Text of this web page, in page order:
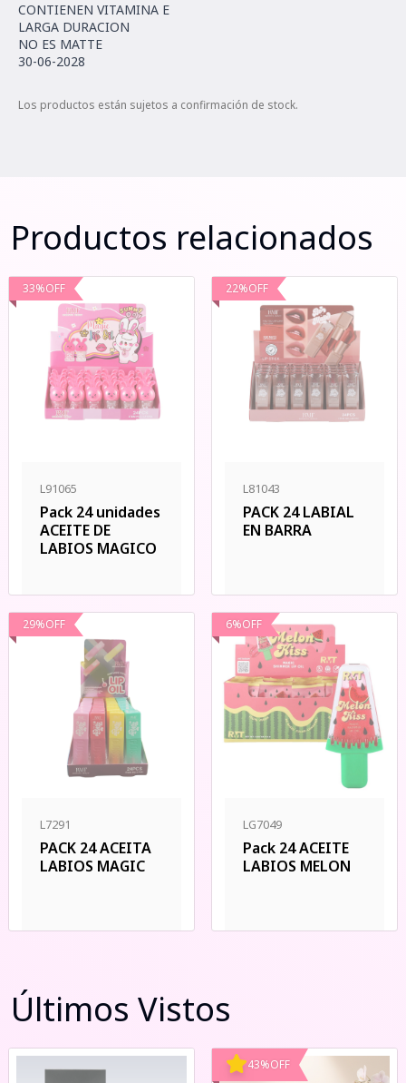
CONTIENEN VITAMINA E
LARGA DURACION
NO ES MATTE
30-06-2028
Los productos están sujetos a confirmación de stock.
Productos relacionados
33%OFF
L91065
Pack 24 unidades
ACEITE DE
LABIOS MAGICO
22%OFF
L81043
PACK 24 LABIAL
EN BARRA
29%OFF
L7291
PACK 24 ACEITA
LABIOS MAGIC
6%OFF
LG7049
Pack 24 ACEITE
LABIOS MELON
Últimos Vistos
43%OFF